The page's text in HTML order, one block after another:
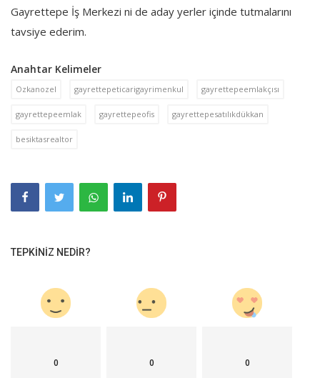
Gayrettepe İş Merkezi ni de aday yerler içinde tutmalarını
tavsiye ederim.
Anahtar Kelimeler
Ozkanozel gayrettepeticarigayrimenkul gayrettepeemlakçısı
gayrettepeemlak gayrettepeofis gayrettepesatılıkdükkan
besiktasrealtor
TEPKINIZ NEDIR?
0 0 0